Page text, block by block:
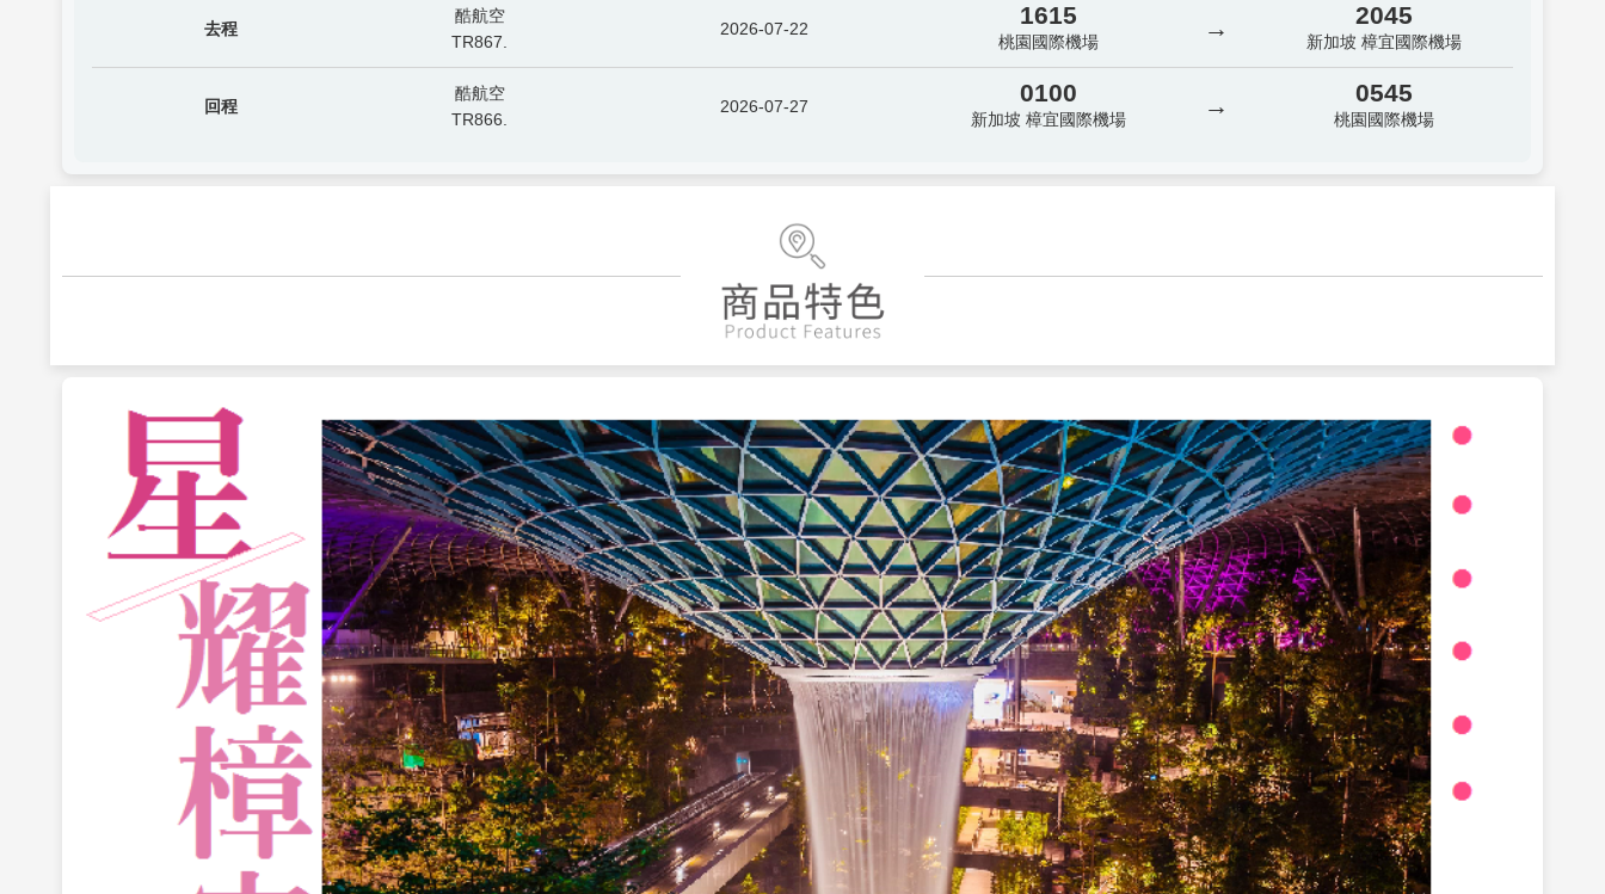
去程
酷航空
TR867.
2026-07-22 1615
桃園國際機場 → 2045
新加坡 樟宜國際機場
回程
酷航空
TR866.
2026-07-27 0100
新加坡 樟宜國際機場 → 0545
桃園國際機場